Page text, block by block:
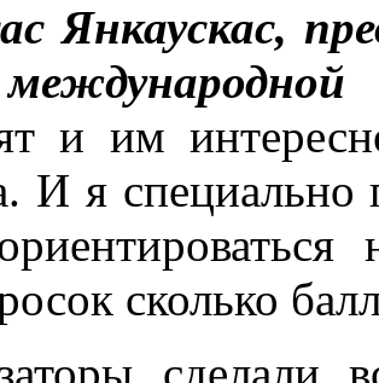
Янкаускас,
и им
И я специально
сколько